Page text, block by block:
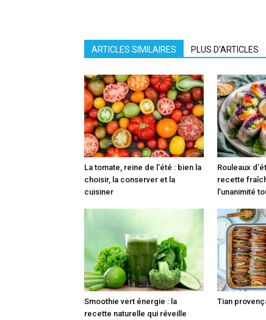
ARTICLES SIMILAIRES PLUS D'ARTICLES
La tomate, reine de l’été : bien la
choisir, la conserver et la
cuisiner
Rouleaux
recette
l’unanimité
Smoothie vert énergie : la
recette naturelle qui réveille
Tian